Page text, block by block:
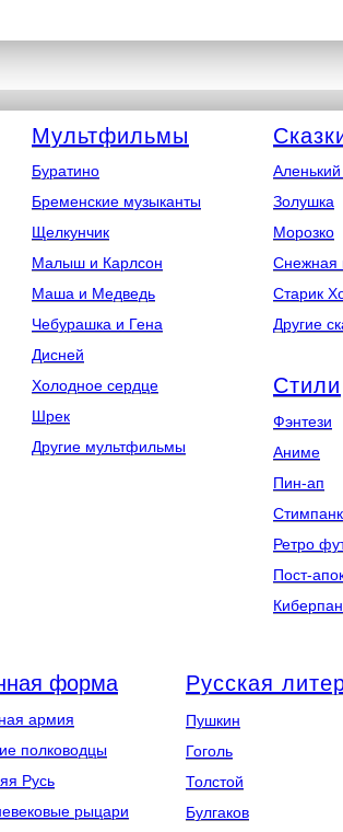
Мультфильмы
Буратино
Бременские музыканты
Щелкунчик
Малыш и Карлсон
Маша и Медведь
Чебурашка и Гена
Дисней
Холодное сердце
Шрек
Другие мультфильмы
Аленький
Золушка
Морозко
Снежная
Старик
Другие
Стили
Фэнтези
Аниме
Пин-ап
Стимпанк
Ретро
Пост-
армия
полководцы
Русь
рыцари
форма Русская
Пушкин
Гоголь
Толстой
Булгаков